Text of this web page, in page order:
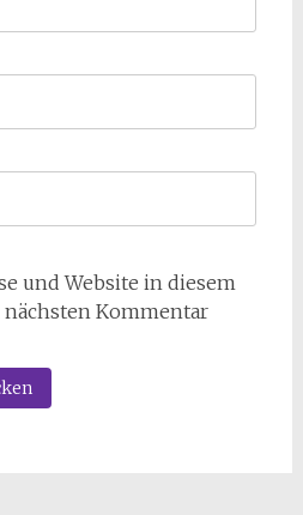
und Website in diesem
Kommentar